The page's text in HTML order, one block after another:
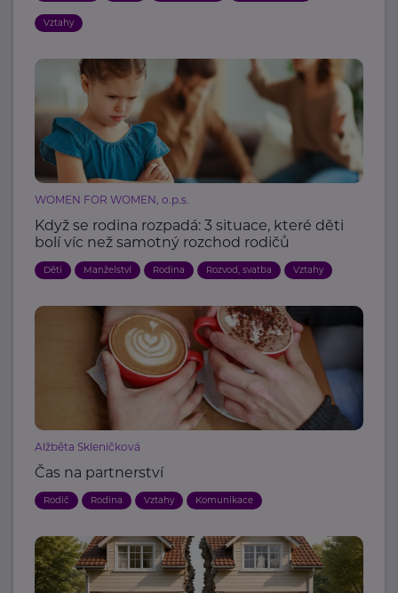
Vztahy
WOMEN FOR WOMEN, o.p.s.
Když se rodina rozpadá: 3 situace, které děti
bolí víc než samotný rozchod rodičů
Děti Manželství Rodina Rozvod, svatba Vztahy
Alžběta Skleničková
Čas na partnerství
Rodič Rodina Vztahy Komunikace